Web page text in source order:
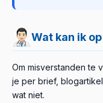
Wat kan ik
Om misverstanden te
je per brief,
wat niet.